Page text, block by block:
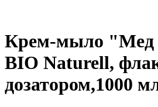
Крем-мыло "Мед
BIO Naturell,
дозатором,1000